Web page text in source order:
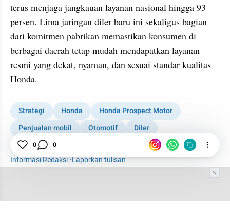
terus menjaga jangkauan layanan nasional hingga 93
persen. Lima jaringan diler baru ini sekaligus bagian
dari komitmen pabrikan memastikan konsumen di
berbagai daerah tetap mudah mendapatkan layanan
resmi yang dekat, nyaman, dan sesuai standar kualitas
Honda.
Strategi Honda
Honda Prospect Motor
Penjualan mobil
Otomotif
Diler
Industri Otomotif
Informasi Redaksi·Laporkan tulisan
0 0